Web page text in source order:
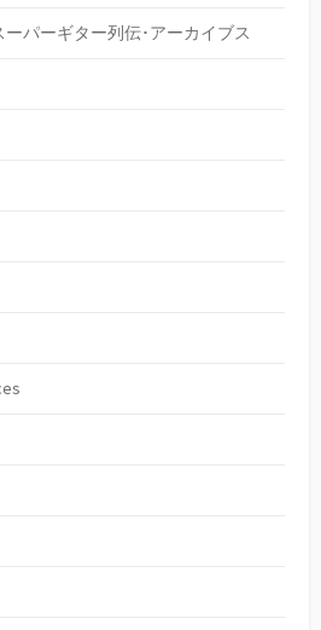
パーギター列伝･アーカイブス